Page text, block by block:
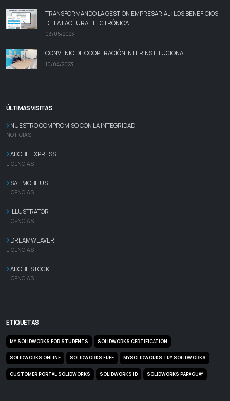
TRANSFORMANDO LA GESTIÓN EMPRESARIAL: LOS BENEFICIOS
DE LA FACTURA ELECTRÓNICA
03/05/2023
CONVENIO DE COOPERACIÓN INTERINSTITUCIONAL
10/04/2023
ÚLTIMAS VISITAS
NUESTRO COMPROMISO CON LA INTEGRIDAD
NOTICIAS
ADOBE EXPRESS
LICENCIAS
SAE MOBILUS
LICENCIAS
ILLUSTRATOR
LICENCIAS
DREAMWEAVER
LICENCIAS
ADOBE STOCK
LICENCIAS
ETIQUETAS
MY SOLIDWORKS FOR STUDENTS SOLIDWORKS CERTIFICATION
SOLIDWORKS ONLINE SOLIDWORKS FREE MYSOLIDWORKS TRY SOLIDWORKS
CUSTOMER PORTAL SOLIDWORKS SOLIDWORKS ID SOLIDWORKS PARAGUAY